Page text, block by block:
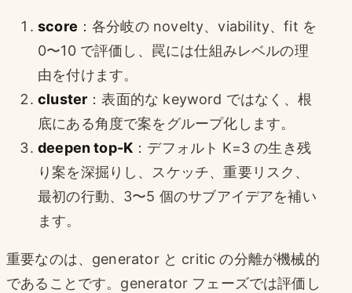
score ：各分岐の novelty、viability、fit を
0〜10 で評価し、罠には仕組みレベルの理
由を付けます。
cluster ：表面的な keyword ではなく、根
底にある角度で案をグループ化します。
deepen top-K ：デフォルト K=3 の生き残
り案を深掘りし、スケッチ、重要リスク、
最初の行動、3〜5 個のサブアイデアを補い
ます。
重要なのは、generator と critic の分離が機械的
であることです。generator フェーズでは評価し